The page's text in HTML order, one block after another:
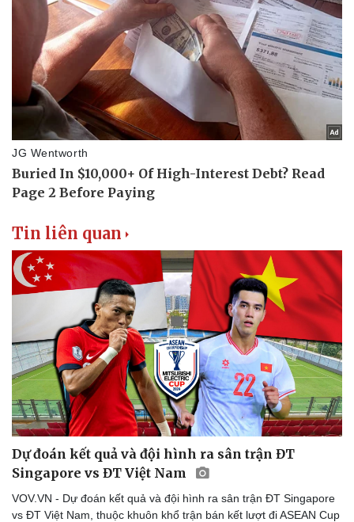
Ăn sạch sống khỏe
Sân khấu - Điện ảnh
Văn học
Âm nhạc
Di sản
Giải trí
Nghệ sĩ
Thời trang
Sao Việt
Tin liên quan
Dự đoán kết quả và đội hình ra sân trận ĐT
Singapore vs ĐT Việt Nam
VOV.VN - Dự đoán kết quả và đội hình ra sân trận ĐT Singapore
vs ĐT Việt Nam, thuộc khuôn khổ trận bán kết lượt đi ASEAN Cup